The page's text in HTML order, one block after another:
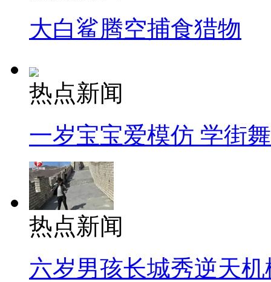
大白鲨腾空捕食猎物
热点新闻
一岁宝宝爱模仿 学街
热点新闻
六岁男孩长城秀逆天机